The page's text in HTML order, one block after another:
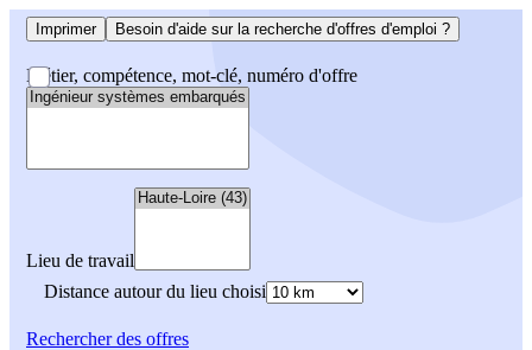
Imprimer Besoin d'aide sur la recherche d'offres d'emploi ?
Métier, compétence, mot-clé, numéro d'offre
Lieu de travail
Distance autour du lieu choisi
Rechercherdes offres